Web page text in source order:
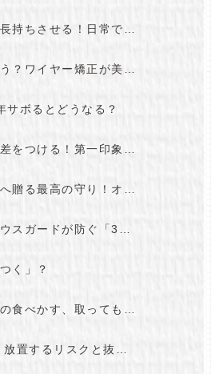
持ちさせる！日常で…
？ワイヤー矯正が美…
サボるとどうなる？
をつける！第一印象…
贈る最高の守り！オ…
スガードが防ぐ「3…
く」？
食べかす、取っても…
置するリスクと抜…